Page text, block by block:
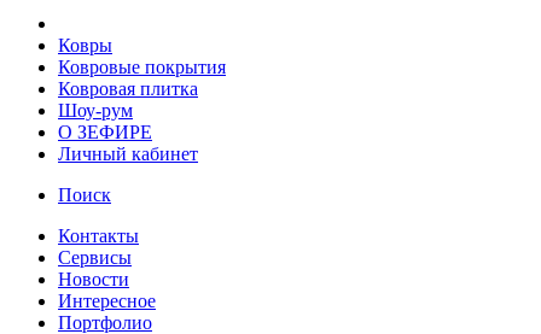
Ковры
Ковровые покрытия
Ковровая плитка
Шоу-рум
О ЗЕФИРЕ
Личный кабинет
Поиск
Контакты
Сервисы
Новости
Интересное
Портфолио